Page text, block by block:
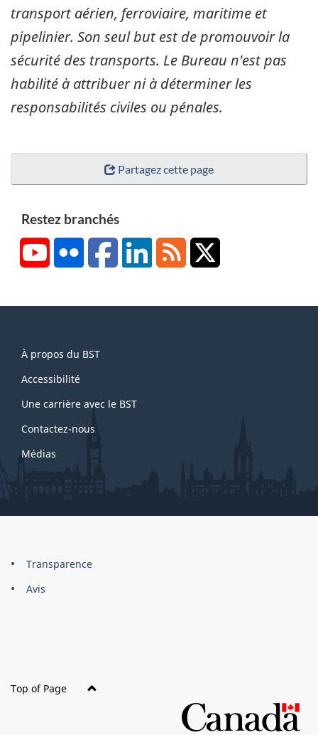
transport aérien, ferroviaire, maritime et
pipelinier. Son seul but est de promouvoir la
sécurité des transports. Le Bureau n'est pas
habilité à attribuer ni à déterminer les
responsabilités civiles ou pénales.
Partagez cette page
Restez branchés
YouTubeFlickr FacebookLinkedInRSS
this
site
À propos du BST
Accessibilité
Une carrière avec le BST
Contactez-nous
Médias
About
this
Brand
Transparence
Avis
Top of Page